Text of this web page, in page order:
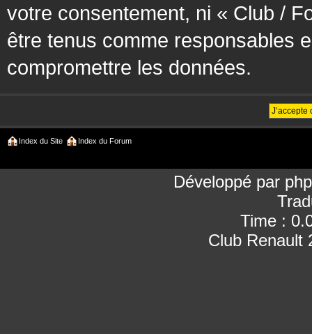
votre consentement, ni « Club /
être tenus comme responsables
compromettre les données.
Index du Site Index du Forum
Développé par
Time :
Club Renault